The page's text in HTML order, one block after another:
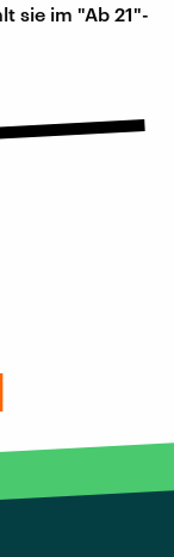
sie im "Ab 21"-